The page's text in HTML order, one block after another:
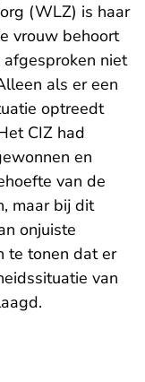
(WLZ) is haar
vrouw behoort
niet
als er een
optreedt
CIZ had
en
van de
maar bij dit
onjuiste
te tonen dat er
van